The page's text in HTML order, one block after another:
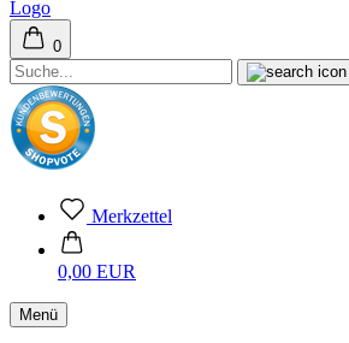
0
Merkzettel
0,00 EUR
Menü